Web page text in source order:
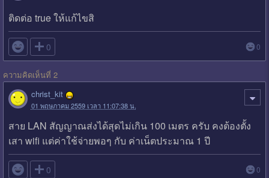
ติดต่อ true ให้แก้ไขสิ
 0 0
ความคิดเห็นที่ 2
christ_kit
01 พฤษภาคม 2559 เวลา 11:07:38 น.
สาย LAN สัญญาณส่งได้สุดไม่เกิน 100 เมตร ครับ คงต้องตั้ง
เสา wifi แต่ค่าใช้จ่ายพอๆ กับ ค่าเน็ตประมาณ 1 ปี
 0 0